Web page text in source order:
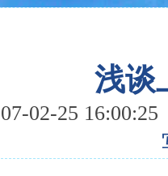
浅谈
02-25